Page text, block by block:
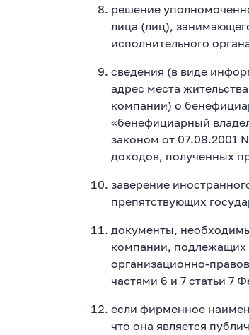
решение
лица (лиц),
исполнительного
сведения (в виде
адрес места
компании) о
«бенефициарный
законом от 07.08.2001
доходов, полученных
заверение
препятствующих
документы,
компании, подлежащих
организационно-
частями 6 и 7 статьи 7
если фирменное
что она является